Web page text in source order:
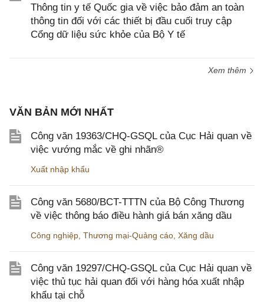
Thông tin y tế Quốc gia về việc bảo đảm an toàn
thông tin đối với các thiết bị đầu cuối truy cập
Cổng dữ liệu sức khỏe của Bộ Y tế
Xem thêm
VĂN BẢN MỚI NHẤT
Công văn 19363/CHQ-GSQL của Cục Hải quan về
việc vướng mắc về ghi nhãn®
Xuất nhập khẩu
Công văn 5680/BCT-TTTN của Bộ Công Thương
về việc thông báo điều hành giá bán xăng dầu
Công nghiệp Thương mại-Quảng cáo Xăng dầu
Công văn 19297/CHQ-GSQL của Cục Hải quan về
việc thủ tục hải quan đối với hàng hóa xuất nhập
khẩu tại chỗ